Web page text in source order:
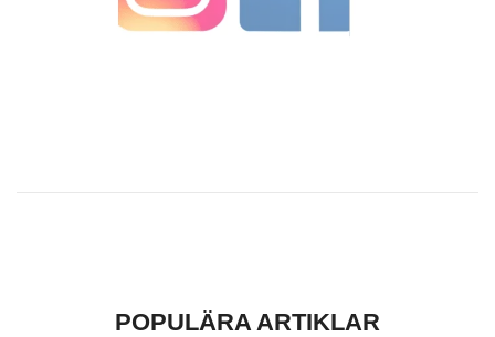
POPULÄRA ARTIKLAR